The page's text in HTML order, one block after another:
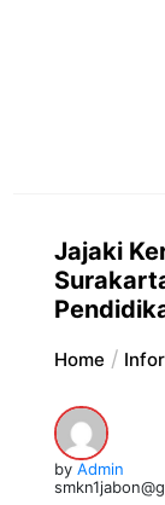
Jajaki
Home
by Admin